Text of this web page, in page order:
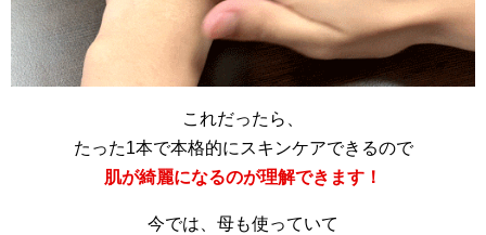
これだったら、
たった1本で本格的にスキンケアできるので
肌が綺麗になるのが理解できます！
今では、母も使っていて